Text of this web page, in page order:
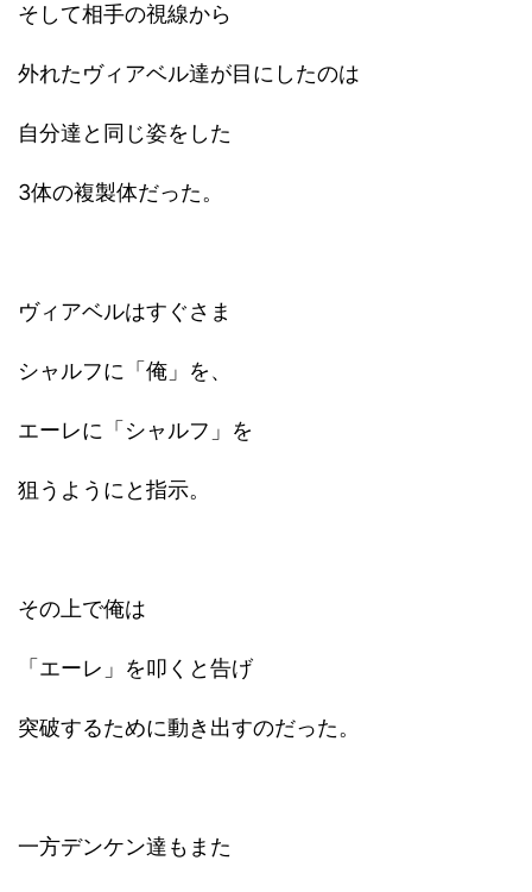
そして相手の視線から
外れたヴィアベル達が目にしたのは
自分達と同じ姿をした
3体の複製体だった。
ヴィアベルはすぐさま
シャルフに「俺」を、
エーレに「シャルフ」を
狙うようにと指示。
その上で俺は
「エーレ」を叩くと告げ
突破するために動き出すのだった。
一方デンケン達もまた